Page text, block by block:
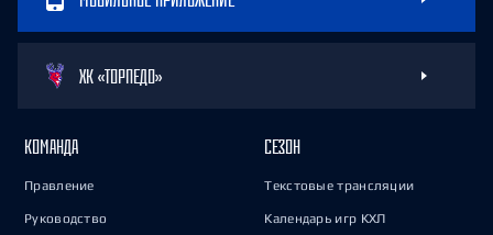
ХК «ТОРПЕДО»
КОМАНДА
Правление
Руководство
СЕЗОН
Текстовые трансляции
Календарь игр КХЛ